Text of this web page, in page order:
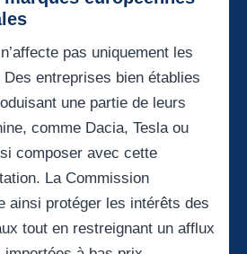
n’affecte pas uniquement les
entreprises bien établies
une partie de leurs
comme Dacia, Tesla ou
composer avec cette
La Commission
ainsi protéger les intérêts des
tout en restreignant un afflux